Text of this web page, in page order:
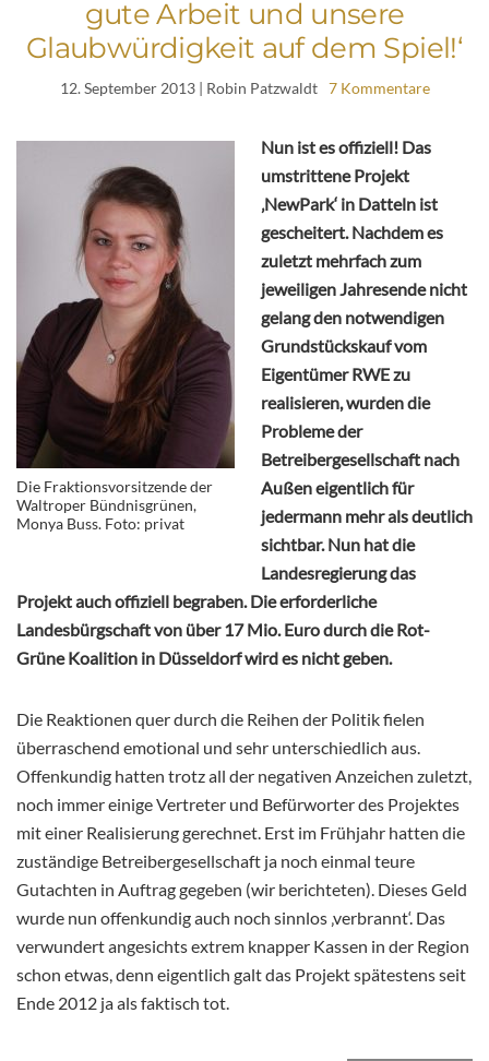
gute Arbeit und unsere
Glaubwürdigkeit auf dem Spiel!‘
12. September 2013| Robin Patzwaldt 7 Kommentare
Die Fraktionsvorsitzende der
Waltroper Bündnisgrünen,
Monya Buss. Foto: privat
Nun ist es offiziell! Das
umstrittene Projekt
‚NewPark‘ in Datteln ist
gescheitert. Nachdem es
zuletzt mehrfach zum
jeweiligen Jahresende nicht
gelang den notwendigen
Grundstückskauf vom
Eigentümer RWE zu
realisieren, wurden die
Probleme der
Betreibergesellschaft nach
Außen eigentlich für
jedermann mehr als deutlich
sichtbar. Nun hat die
Landesregierung das
Projekt auch offiziell begraben. Die erforderliche
Landesbürgschaft von über 17 Mio. Euro durch die Rot-
Grüne Koalition in Düsseldorf wird es nicht geben.
Die Reaktionen quer durch die Reihen der Politik fielen
überraschend emotional und sehr unterschiedlich aus.
Offenkundig hatten trotz all der negativen Anzeichen zuletzt,
noch immer einige Vertreter und Befürworter des Projektes
mit einer Realisierung gerechnet. Erst im Frühjahr hatten die
zuständige Betreibergesellschaft ja noch einmal teure
Gutachten in Auftrag gegeben (wir berichteten). Dieses Geld
wurde nun offenkundig auch noch sinnlos ‚verbrannt‘. Das
verwundert angesichts extrem knapper Kassen in der Region
schon etwas, denn eigentlich galt das Projekt spätestens seit
Ende 2012 ja als faktisch tot.